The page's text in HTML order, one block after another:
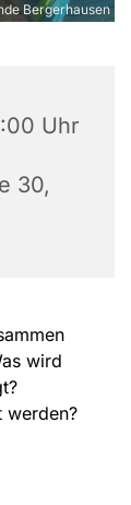
Bergerhausen
Uhr
30,
wird
werden?